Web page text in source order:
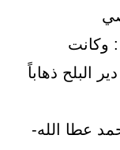
(35) كم : وكانت
البلح ذهاباً
عطا الله-